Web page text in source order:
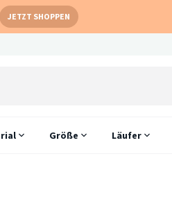
JETZT SHOPPEN
Größe Läufer